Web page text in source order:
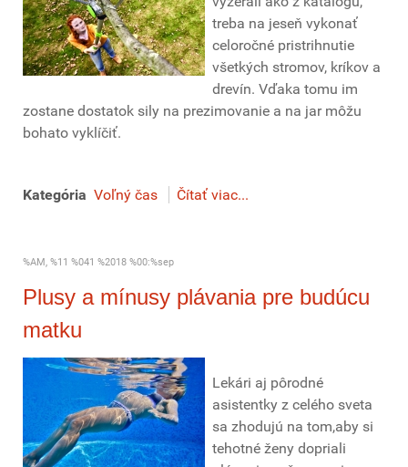
treba na jeseň vykonať
celoročné pristrihnutie
všetkých stromov, kríkov a
drevín. Vďaka tomu im
zostane dostatok sily na prezimovanie a na jar môžu
bohato vyklíčiť.
Kategória Voľný čas Čítať viac...
%AM, %11 %041 %2018 %00:%sep
Plusy a mínusy plávania pre budúcu
matku
Lekári aj pôrodné
asistentky z celého sveta
sa zhodujú na tom,aby si
tehotné ženy dopriali